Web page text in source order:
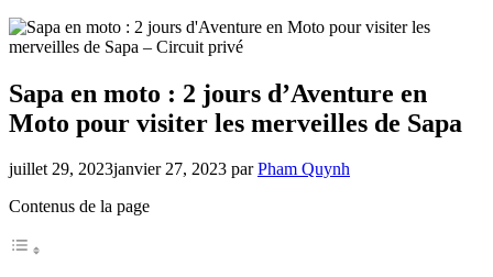
Sapa en moto : 2 jours d’Aventure en
Moto pour visiter les merveilles de Sapa
juillet 29, 2023janvier 27, 2023 parPham Quynh
Contenus de la page